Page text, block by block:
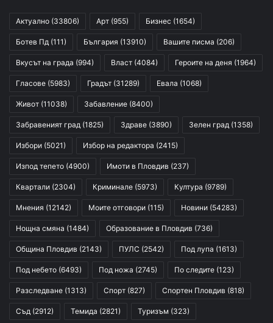
Актуално (33806) Арт (955) Бизнес (1654)
Ботев Пд (111) България (13910) Вашите писма (206)
Вкусът на града (994) Власт (4084) Героите на деня (1964)
Гласове (5983) Градът (31289) Евала (1068)
Живот (11038) Забавление (8400)
Забравеният град (1825) Здраве (3890) Зелен град (1358)
Избори (5021) Избор на редактора (2415)
Изпод тепето (4900) Имоти в Пловдив (237)
Квартали (2304) Криминале (5973) Култура (9789)
Мнения (12142) Моите отговори (115) Новини (54283)
Нощна смяна (1484) Образование в Пловдив (736)
Община Пловдив (2143) ПУЛС (2542) Под лупа (1613)
Под небето (6493) Под ножа (2745) По следите (123)
Разследване (1313) Спорт (827) Спортен Пловдив (818)
Съд (2912) Темида (2821) Туризъм (323)